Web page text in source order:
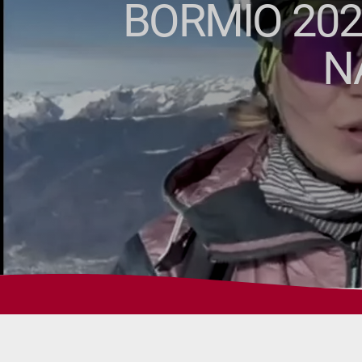
BORMIO